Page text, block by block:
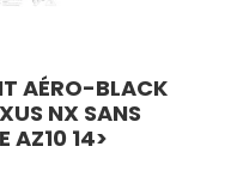
AÉRO-BLACK
NX SANS
AZ10 14>